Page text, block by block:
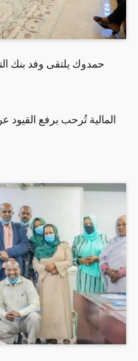
حمدوك يلتقى وفد بنك
المالية تُرحب برفع القيود